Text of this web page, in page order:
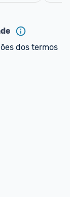
ajuda da
os
Promobit.
dos termos